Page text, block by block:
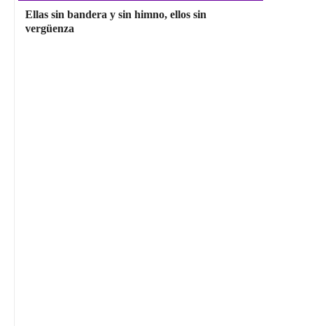
Ellas sin bandera y sin himno, ellos sin
vergüenza